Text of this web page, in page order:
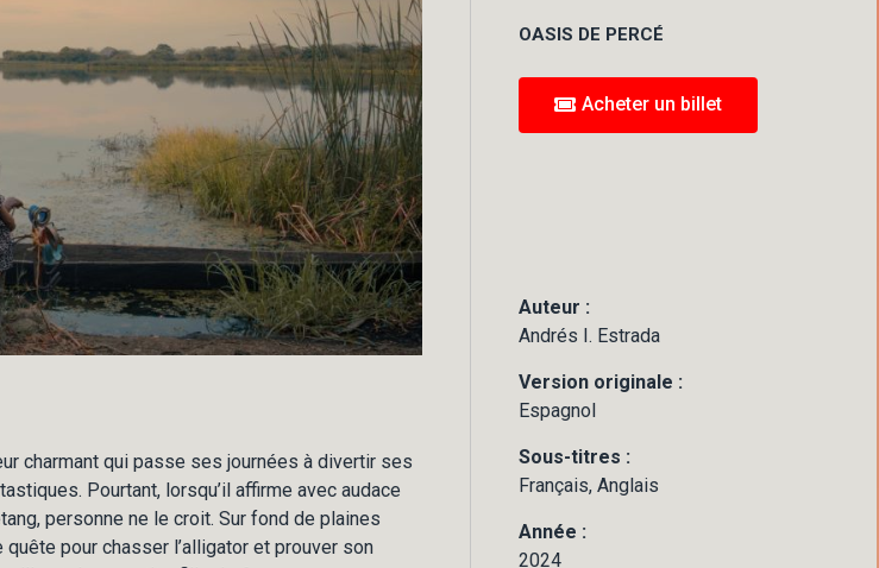
charmant qui passe ses journées à divertir ses
Pourtant, lorsqu’il affirme avec audace
personne ne le croit. Sur fond de plaines
pour chasser l’alligator et prouver son
OASIS DE PERCÉ
Acheter un billet
Auteur :
Andrés I. Estrada
Version originale :
Espagnol
Sous-titres :
Français, Anglais
Année :
2024